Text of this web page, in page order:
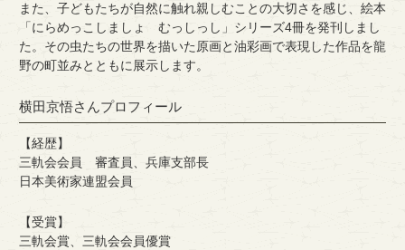
また、子どもたちが自然に触れ親しむことの大切さを感じ、絵本
「にらめっこしましょ むっしっし」シリーズ4冊を発刊しまし
た。その虫たちの世界を描いた原画と油彩画で表現した作品を龍
野の町並みとともに展示します。
横田京悟さんプロフィール
【経歴】
三軌会会員 審査員、兵庫支部長
日本美術家連盟会員
【受賞】
三軌会賞、三軌会会員優賞